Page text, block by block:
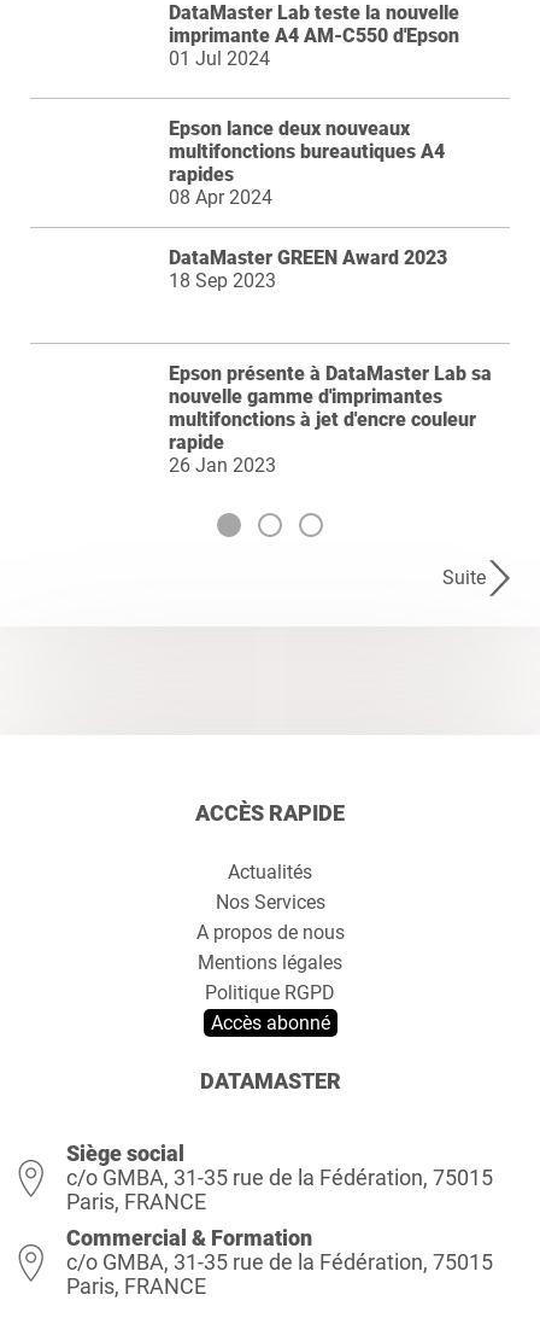
DataMaster Lab teste la nouvelle
imprimante A4 AM-C550 d'Epson
01 Jul 2024
Epson lance deux nouveaux
multifonctions bureautiques A4
rapides
08 Apr 2024
DataMaster GREEN Award 2023
18 Sep 2023
Epson présente à DataMaster Lab sa
nouvelle gamme d'imprimantes
multifonctions à jet d'encre couleur
rapide
26 Jan 2023
Suite
ACCÈS RAPIDE
Actualités
Nos Services
A propos de nous
Mentions légales
Politique RGPD
Accès abonné
DATAMASTER
Siège social
c/o GMBA, 31-35 rue de la Fédération, 75015
Paris, FRANCE
Commercial & Formation
c/o GMBA, 31-35 rue de la Fédération, 75015
Paris, FRANCE